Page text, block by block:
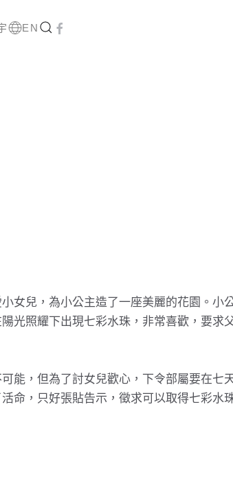
EN
女兒，為小公主造了一座美麗的花園。小
光照耀下出現七彩水珠，非常喜歡，要求
能，但為了討女兒歡心，下令部屬要在七
命，只好張貼告示，徵求可以取得七彩水